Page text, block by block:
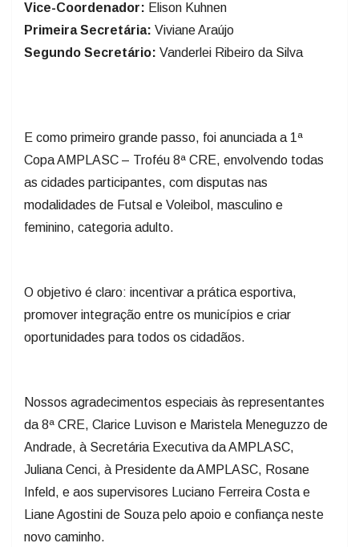
Vice-Coordenador: Elison Kuhnen
Primeira Secretária: Viviane Araújo
Segundo Secretário: Vanderlei Ribeiro da Silva
E como primeiro grande passo, foi anunciada a 1ª
Copa AMPLASC – Troféu 8ª CRE, envolvendo todas
as cidades participantes, com disputas nas
modalidades de Futsal e Voleibol, masculino e
feminino, categoria adulto.
O objetivo é claro: incentivar a prática esportiva,
promover integração entre os municípios e criar
oportunidades para todos os cidadãos.
Nossos agradecimentos especiais às representantes
da 8ª CRE, Clarice Luvison e Maristela Meneguzzo de
Andrade, à Secretária Executiva da AMPLASC,
Juliana Cenci, à Presidente da AMPLASC, Rosane
Infeld, e aos supervisores Luciano Ferreira Costa e
Liane Agostini de Souza pelo apoio e confiança neste
novo caminho.